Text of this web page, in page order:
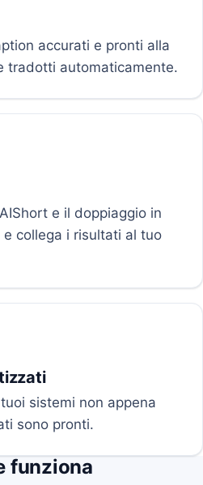
accurati e pronti alla
tradotti automaticamente.
e il doppiaggio in
collega i risultati al tuo
sistemi non appena
sono pronti.
funziona